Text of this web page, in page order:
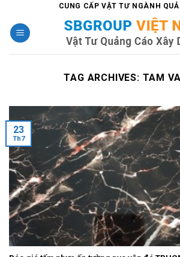
content
CUNG CẤP VẬT TƯ NGÀNH
TAG ARCHIVES: TAM
23
Th7